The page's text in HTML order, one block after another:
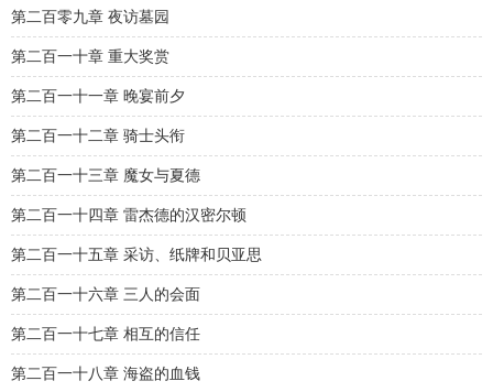
第二百零九章 夜访墓园
第二百一十章 重大奖赏
第二百一十一章 晚宴前夕
第二百一十二章 骑士头衔
第二百一十三章 魔女与夏德
第二百一十四章 雷杰德的汉密尔顿
第二百一十五章 采访、纸牌和贝亚思
第二百一十六章 三人的会面
第二百一十七章 相互的信任
第二百一十八章 海盗的血钱